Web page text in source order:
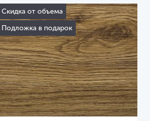
Скидка от объема
Подложка в подарок